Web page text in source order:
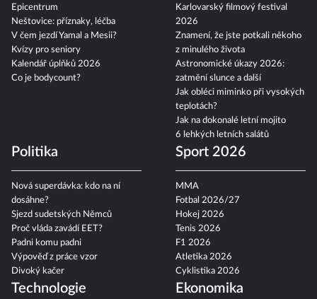
Epicentrum
Neštovice: příznaky, léčba
V čem jezdí Yamal a Mesii?
Kvízy pro seniory
Kalendář úplňků 2026
Co je bodycount?
Karlovarský filmový festival
2026
Znamení, že jste potkali někoho
z minulého života
Astronomické úkazy 2026:
zatmění slunce a další
Jak obléci miminko při vysokých
teplotách?
Jak na dokonalé letní mojito
6 lehkých letních salátů
Politika
Nová superdávka: kdo na ní
dosáhne?
Sjezd sudetských Němců
Proč vláda zavádí EET?
Padni komu padni
Výpověď z práce vzor
Divoký kačer
Sport 2026
MMA
Fotbal 2026/27
Hokej 2026
Tenis 2026
F1 2026
Atletika 2026
Cyklistika 2026
Technologie Ekonomika